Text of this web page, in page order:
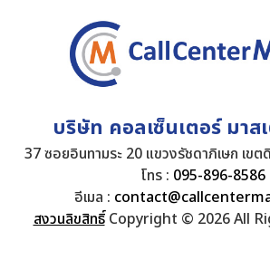
บริษัท คอลเซ็นเตอร์ มาส
37 ซอยอินทามระ 20 แขวงรัชดาภิเษก เข
โทร : 095-896-8586
อีเมล :
สงวนลิขสิทธิ์Copyright © 2026 All